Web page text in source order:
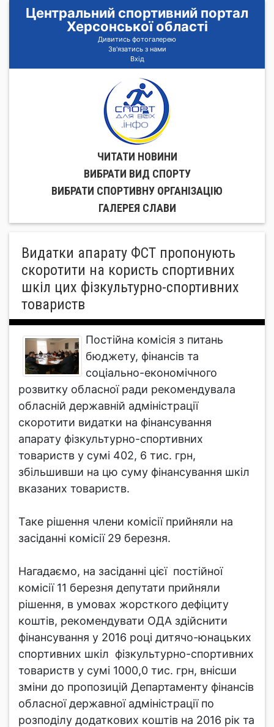
Центральний спортивний портал
Херсонської області
Дивитись фотогалерею
Зв'язатись з нами
Вхід
ЧИТАТИ НОВИНИ
ВИБРАТИ ВИД СПОРТУ
ВИБРАТИ СПОРТИВНУ ОРГАНIЗАЦIЮ
ГАЛЕРЕЯ СЛАВИ
Видатки апарату ФСТ пропонують
скоротити на користь спортивних
шкіл цих фізкультурно-спортивних
товариств
Постійна комісія з питань
бюджету, фінансів та
соціально-економічного
розвитку обласної ради рекомендувала
обласній державній адміністрації
скоротити видатки на фінансування
апарату фізкультурно-спортивних
товариств у сумі 402, 6 тис. грн,
збільшивши на цю суму фінансування шкіл
вказаних товариств.
Таке рішення члени комісії прийняли на
засіданні комісії 29 березня.
Нагадаємо, на засіданні цієї постійної
комісії 11 березня депутати прийняли
рішення, в умовах жорсткого дефіциту
коштів, рекомендувати ОДА здійснити
фінансування у 2016 році дитячо-юнацьких
спортивних шкіл фізкультурно-спортивних
товариств у сумі 1000,0 тис. грн, внісши
зміни до пропозицій Департаменту фінансів
обласної державної адміністрації по
розподілу додаткових коштів на 2016 рік та